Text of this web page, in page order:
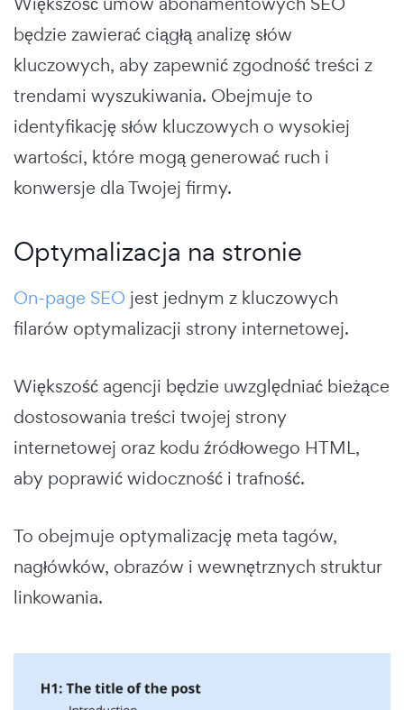
będzie zawierać ciągłą analizę słów
kluczowych, aby zapewnić zgodność treści z
trendami wyszukiwania. Obejmuje to
identyfikację słów kluczowych o wysokiej
wartości, które mogą generować ruch i
konwersje dla Twojej firmy.
Optymalizacja na stronie
On-page SEO jest jednym z kluczowych
filarów optymalizacji strony internetowej.
Większość agencji będzie uwzględniać bieżące
dostosowania treści twojej strony
internetowej oraz kodu źródłowego HTML,
aby poprawić widoczność i trafność.
To obejmuje optymalizację meta tagów,
nagłówków, obrazów i wewnętrznych struktur
linkowania.